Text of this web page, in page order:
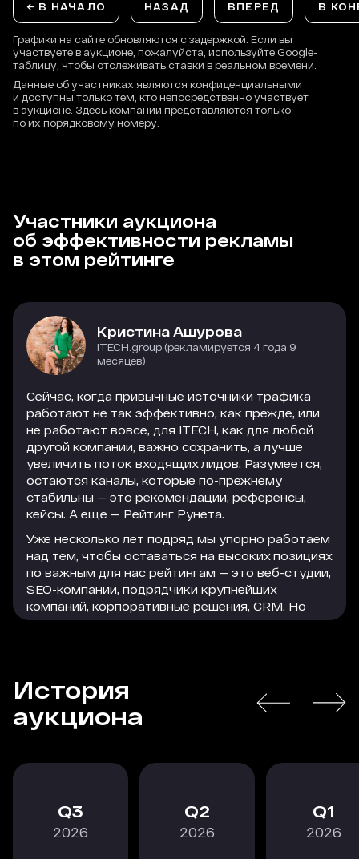
← В НАЧАЛО НАЗАД ВПЕРЕД В
Графики на сайте обновляются с задержкой. Если вы
участвуете в аукционе, пожалуйста, используйте Google-
таблицу, чтобы отслеживать ставки в реальном времени.
Данные об участниках являются конфиденциальными
и доступны только тем, кто непосредственно участвует
в аукционе. Здесь компании представляются только
по их порядковому номеру.
Участники аукциона
об эффективности рекламы
в этом рейтинге
Кристина Ашурова
ITECH.group (рекламируется 4 года 9
месяцев)
Сейчас, когда привычные источники трафика
работают не так эффективно, как прежде, или
не работают вовсе, для ITECH, как для любой
другой компании, важно сохранить, а лучше
увеличить поток входящих лидов. Разумеется,
остаются каналы, которые по-прежнему
стабильны — это рекомендации, референсы,
кейсы. А еще — Рейтинг Рунета.
Уже несколько лет подряд мы упорно работаем
над тем, чтобы оставаться на высоких позициях
по важным для нас рейтингам — это веб-студии,
SEO-компании, подрядчики крупнейших
компаний, корпоративные решения, CRM. Но
параллельно с этим мы активно используем
трафика на сайт. Этот трафик легко
конвертируется в заявки, а заявки — в
благодарных клиентов, которые остаются с
В текущей экономической ситуации особенно
том числе по рекламному размещению. Радует,
что коллеги из Рейтинга Рунета не стоят на
РАСКРЫТЬ
История
аукциона
3
2026
2
2026
1
2026